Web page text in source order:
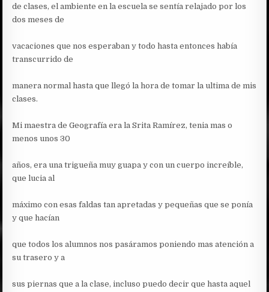
de clases, el ambiente en la escuela se sentía relajado por los
dos meses de
vacaciones que nos esperaban y todo hasta entonces había
transcurrido de
manera normal hasta que llegó la hora de tomar la ultima de mis
clases.
Mi maestra de Geografía era la Srita Ramírez, tenia mas o
menos unos 30
años, era una trigueña muy guapa y con un cuerpo increíble,
que lucia al
máximo con esas faldas tan apretadas y pequeñas que se ponía
y que hacían
que todos los alumnos nos pasáramos poniendo mas atención a
su trasero y a
sus piernas que a la clase, incluso puedo decir que hasta aquel